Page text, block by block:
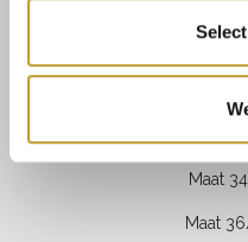
Astrid
Maat
Maat